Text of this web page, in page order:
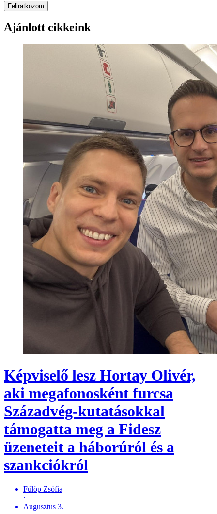
Feliratkozom
Ajánlott cikkeink
Képviselő lesz Hortay Olivér,
aki megafonosként furcsa
Századvég-kutatásokkal
támogatta meg a Fidesz
üzeneteit a háborúról és a
szankciókról
Fülöp Zsófia
·
Augusztus 3.